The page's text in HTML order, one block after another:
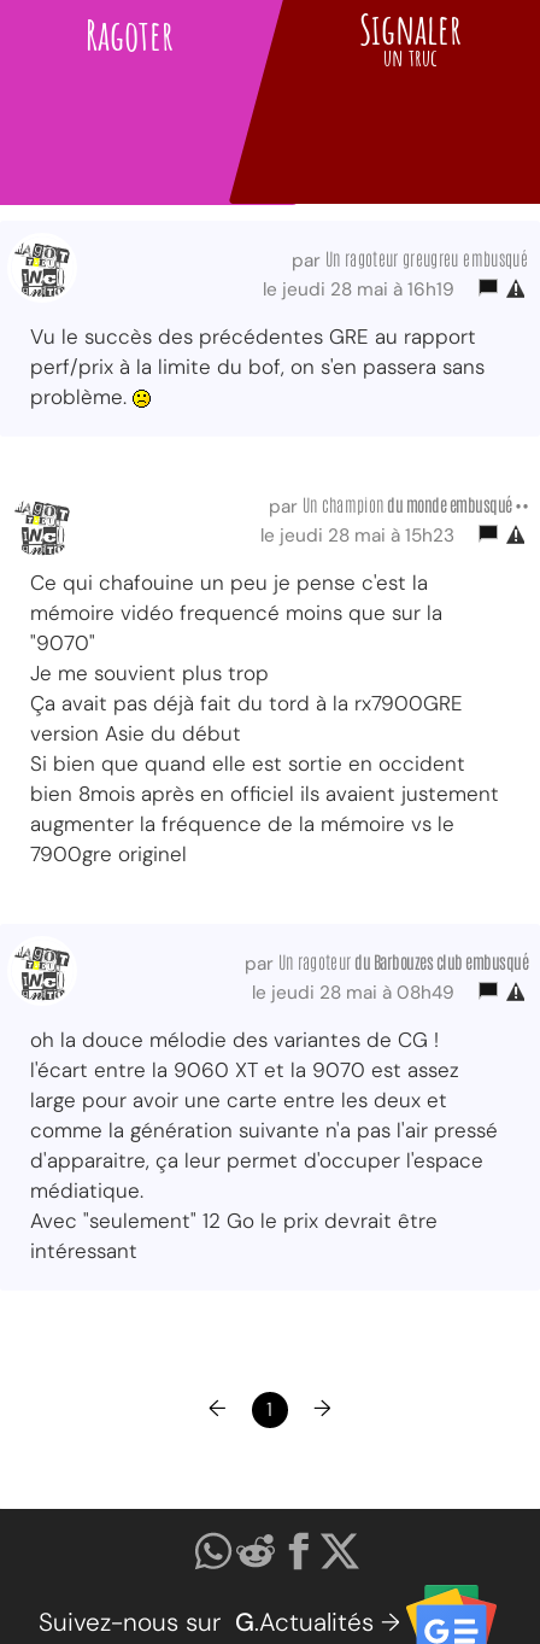
Ragoter Signaler
un truc
par Un ragoteur greugreu embusqué
le jeudi 28 mai à 16h19
Vu le succès des précédentes GRE au rapport
perf/prix à la limite du bof, on s'en passera sans
problème.
par Un champion du monde embusqué ••
le jeudi 28 mai à 15h23
Ce qui chafouine un peu je pense c'est la
mémoire vidéo frequencé moins que sur la
"9070"
Je me souvient plus trop
Ça avait pas déjà fait du tord à la rx7900GRE
version Asie du début
Si bien que quand elle est sortie en occident
bien 8mois après en officiel ils avaient justement
augmenter la fréquence de la mémoire vs le
7900gre originel
par Un ragoteur du Barbouzes club embusqué
le jeudi 28 mai à 08h49
oh la douce mélodie des variantes de CG !
l'écart entre la 9060 XT et la 9070 est assez
large pour avoir une carte entre les deux et
comme la génération suivante n'a pas l'air pressé
d'apparaitre, ça leur permet d'occuper l'espace
médiatique.
Avec "seulement" 12 Go le prix devrait être
intéressant
← 1 →
Suivez-nous sur G.Actualités →